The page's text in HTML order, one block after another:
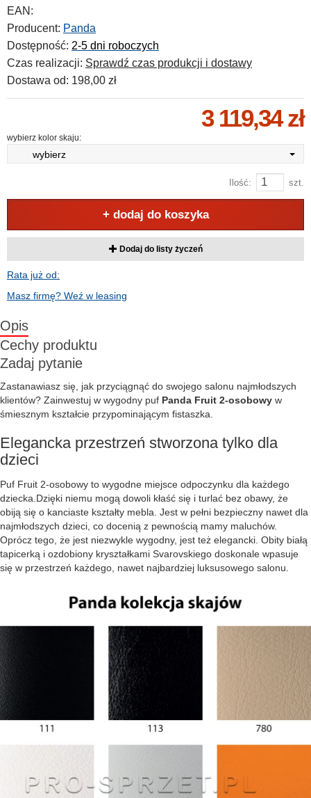
EAN:
Producent: Panda
Dostępność: 2-5 dni roboczych
Czas realizacji: Sprawdź czas produkcji i dostawy
Dostawa od: 198,00 zł
3 119,34 zł
wybierz kolor skaju:
wybierz
Ilość: szt.
+ dodaj do koszyka
Dodaj do listy życzeń
Rata już od:
Masz firmę? Weź w leasing
Opis
Cechy produktu
Zadaj pytanie
Zastanawiasz się, jak przyciągnąć do swojego salonu najmłodszych
klientów? Zainwestuj w wygodny puf Panda Fruit 2-osobowy w
śmiesznym kształcie przypominającym fistaszka.
Elegancka przestrzeń stworzona tylko dla
dzieci
Puf Fruit 2-osobowy to wygodne miejsce odpoczynku dla każdego
dziecka.Dzięki niemu mogą dowoli kłaść się i turlać bez obawy, że
obiją się o kanciaste kształty mebla. Jest w pełni bezpieczny nawet dla
najmłodszych dzieci, co docenią z pewnością mamy maluchów.
Oprócz tego, że jest niezwykle wygodny, jest też elegancki. Obity białą
tapicerką i ozdobiony kryształkami Svarovskiego doskonale wpasuje
się w przestrzeń każdego, nawet najbardziej luksusowego salonu.